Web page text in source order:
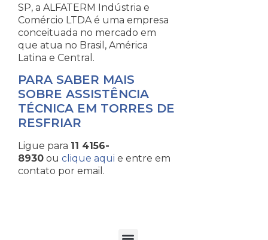
SP, a ALFATERM Indústria e
Comércio LTDA é uma empresa
conceituada no mercado em
que atua no Brasil, América
Latina e Central.
PARA SABER MAIS
SOBRE ASSISTÊNCIA
TÉCNICA EM TORRES DE
RESFRIAR
Ligue para 11 4156-
8930 ou clique aqui e entre em
contato por email.